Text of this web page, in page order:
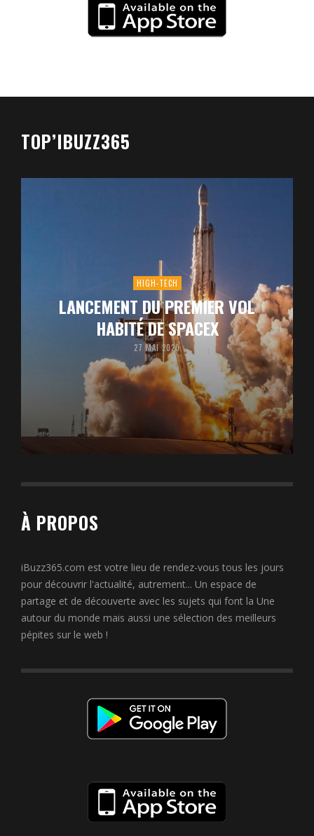
TOP’IBUZZ365
HIGH-TECH
LANCEMENT DU PREMIER VOL
HABITÉ DE SPACEX
27 MAI 2020
À PROPOS
iBuzz365.com est votre lieu de rendez-vous tous les jours
pour découvrir l'actualité, autrement... Un espace de
partage et de découverte avec les sujets qui font la Une
autour du monde mais aussi une sélection des meilleurs
pépites sur le web !